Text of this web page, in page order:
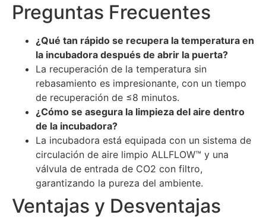
Preguntas Frecuentes
¿Qué tan rápido se recupera la temperatura en
la incubadora después de abrir la puerta?
La recuperación de la temperatura sin
rebasamiento es impresionante, con un tiempo
de recuperación de ≤8 minutos.
¿Cómo se asegura la limpieza del aire dentro
de la incubadora?
La incubadora está equipada con un sistema de
circulación de aire limpio ALLFLOW™ y una
válvula de entrada de CO2 con filtro,
garantizando la pureza del ambiente.
Ventajas y Desventajas